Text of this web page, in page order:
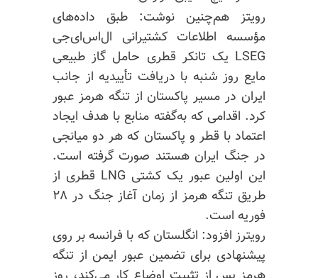
رویتز هم‌چنین نوشت: طبق داده‌های
مؤسسه اطلاعات کشتیرانی ال‌اس‌ای‌جی
LSEG یک تانکر قطری حامل گاز طبیعی
مایع روز شنبه با دریافت تأییدیه از جانب
ایران در مسیر پاکستان از تنگه هرمز عبور
کرد. اقدامی که به‌گفته منابع با هدف ایجاد
اعتماد با قطر و پاکستان که هر دو میانجی
در جنگ ایران هستند صورت گرفته است.
این اولین عبور یک کشتی LNG قطری از
طریق تنگه هرمز از زمان آغاز جنگ در ۲۸
فوریه است.
رویترز افزود: انگلستان که با فرانسه بر روی
پیشنهادی برای تضمین عبور ایمن از تنگه